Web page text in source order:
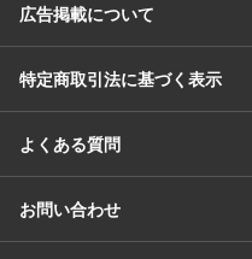
広告掲載について
特定商取引法に基づく表示
よくある質問
お問い合わせ